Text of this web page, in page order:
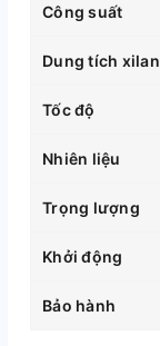
Công suất
Dung tích
Tốc độ
Nhiên liệu
Trọng lượng
Khởi động
Bảo hành